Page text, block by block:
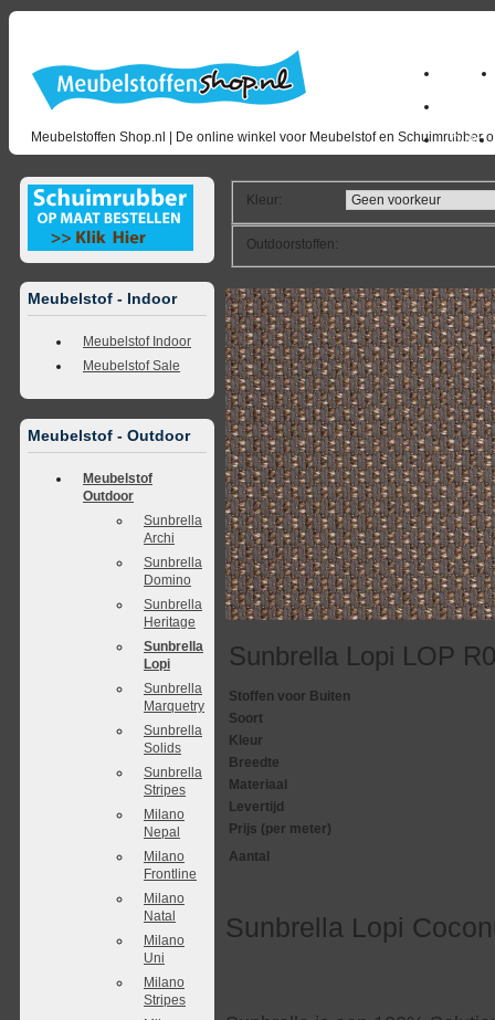
Meubelstoffen Shop.nl | De online winkel voor Meubelstof en Schuimrubber
Home
Outlet
Meubelstof - Indoor
Meubelstof Indoor
Meubelstof Sale
Meubelstof - Outdoor
Meubelstof
Outdoor
Sunbrella
Archi
Sunbrella
Domino
Sunbrella
Heritage
Sunbrella
Lopi
Sunbrella
Marquetry
Sunbrella
Solids
Sunbrella
Stripes
Milano
Nepal
Milano
Frontline
Milano
Natal
Milano
Uni
Milano
Stripes
Kleur:
Outdoorstoffen:
Sunbrella Lopi LOP
Stoffen voor Buiten
Soort
Kleur
Breedte
Materiaal
Levertijd
Prijs (per meter)
Aantal
Sunbrella Lopi